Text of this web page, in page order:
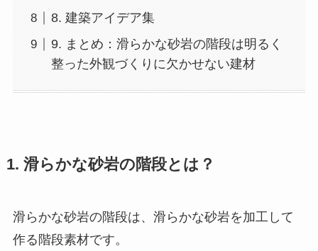
8. 建築アイデア集
9. まとめ：滑らかな砂岩の階段は明るく
整った外観づくりに欠かせない建材
1. 滑らかな砂岩の階段とは？
滑らかな砂岩の階段は、滑らかな砂岩を加工して
作る階段素材です。